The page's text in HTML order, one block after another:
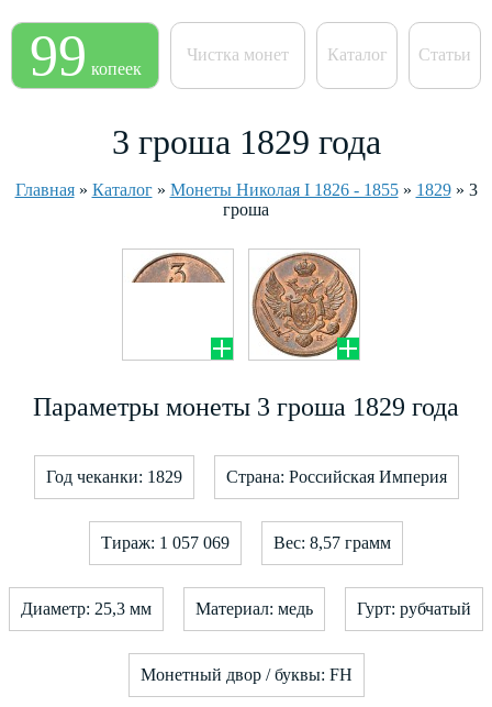
99 копеек
Чистка монет Каталог Статьи
3 гроша 1829 года
Главная» Каталог» Монеты Николая I 1826 - 1855» 1829» 3
гроша
Параметры монеты 3 гроша 1829 года
Год чеканки: 1829 Страна: Российская Империя
Тираж: 1 057 069 Вес: 8,57 грамм
Диаметр: 25,3 мм Материал: медь Гурт: рубчатый
Монетный двор / буквы: FH